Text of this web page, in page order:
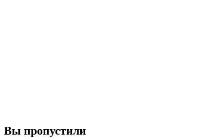
Вы пропустили